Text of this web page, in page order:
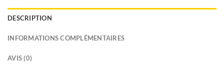
DESCRIPTION
INFORMATIONS COMPLÉMENTAIRES
AVIS (0)